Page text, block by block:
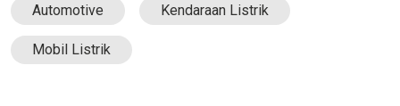
Automotive Kendaraan Listrik
Mobil Listrik